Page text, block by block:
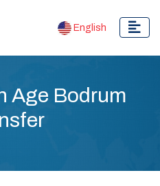
English
Age Bodrum